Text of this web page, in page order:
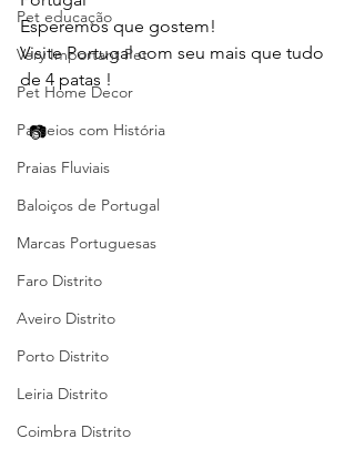
Pet educação
Very Important Pet
Pet Home Decor
Passeios com História
Praias Fluviais
Baloiços de Portugal
Marcas Portuguesas
Faro Distrito
Aveiro Distrito
Porto Distrito
Leiria Distrito
Coimbra Distrito
Esperemos que gostem!
Visite Portugal com seu mais que tudo
de 4 patas !
  📷